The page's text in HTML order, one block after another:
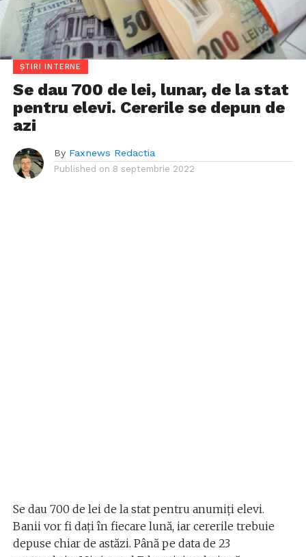
ȘTIRI INTERNE
Se dau 700 de lei, lunar, de la stat
pentru elevi. Cererile se depun de
azi
By Faxnews Redactia
Published on 8 septembrie 2022
Se dau 700 de lei de la stat pentru anumiți elevi.
Banii vor fi dați în fiecare lună, iar cererile trebuie
depuse chiar de astăzi. Până pe data de 23